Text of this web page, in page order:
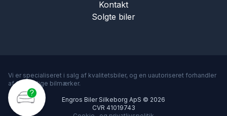
Kontakt
Solgte biler
Vi er specialiseret i salg af kvalitetsbiler, og en uautoriseret forhandler
af forskellige bilmærker.
Engros Biler Silkeborg ApS © 2026
CVR 41019743